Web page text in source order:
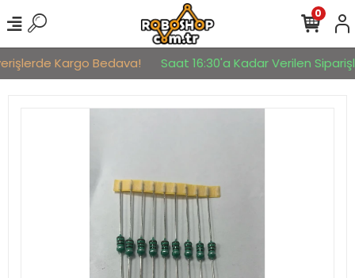
Kargo Bedava! Saat 16:30'a Kadar Verilen
0